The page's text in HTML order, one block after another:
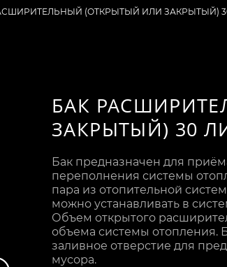
(ОТКРЫТЫЙ ИЛИ ЗАКРЫТЫЙ)
БАК
ЗАКРЫТЫЙ) 30
Бак предназначен для
переполнения системы
пара из отопительной
можно устанавливать в
Объем открытого
объема системы отопления.
заливное отверстие для
мусора.